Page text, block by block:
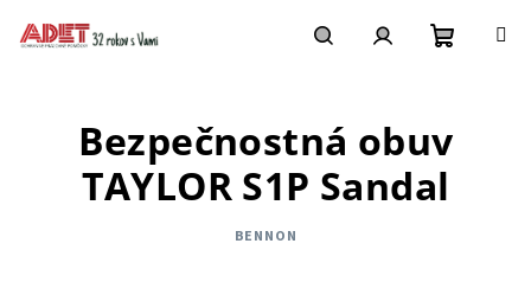
košík
Bezpečnostná obuv
TAYLOR S1P Sandal
BENNON